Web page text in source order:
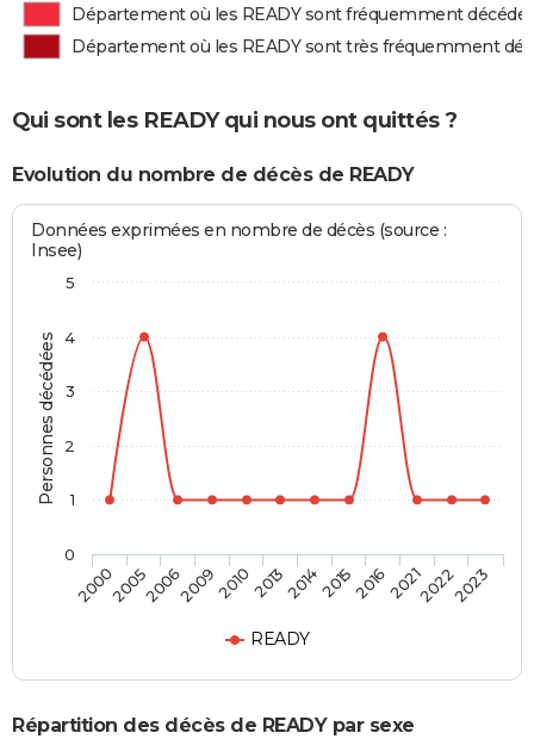
Département où les READY sont fréquemment
Département où les READY sont très fréquemment
Qui sont les READY qui nous ont quittés ?
Evolution du nombre de décès de READY
Personnes décédées
Données exprimées en nombre de décès (source :
Insee)
READY
200020052006200920102013201420152016202120222023
0
1
2
3
4
5
Répartition des décès de READY par sexe